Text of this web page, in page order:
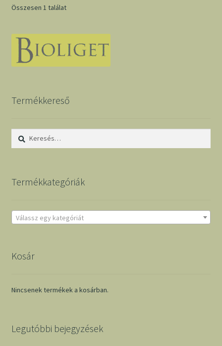
Összesen 1 találat
Termékkereső
Keresés:
Termékkategóriák
Válassz egy kategóriát
Kosár
Nincsenek termékek a kosárban.
Legutóbbi bejegyzések